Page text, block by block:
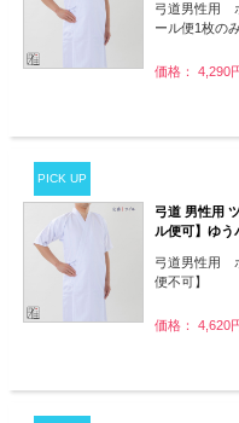
弓道男性用
ール便1枚のみ
価格： 4,290
PICK UP
弓道 男性用
ル便可】ゆう
弓道男性用
便不可】
価格： 4,620